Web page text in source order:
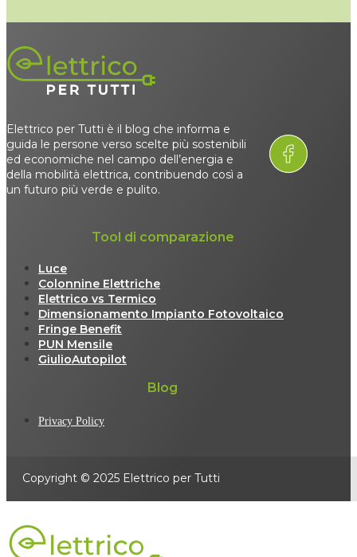
Elettrico per Tutti è il blog che informa e
guida le persone verso scelte più sostenibili
ed economiche nel campo dell’energia e
della mobilità elettrica, contribuendo così a
un futuro più verde e pulito.
Tool di comparazione
Luce
Colonnine Elettriche
Elettrico vs Termico
Dimensionamento Impianto Fotovoltaico
Fringe Benefit
PUN Mensile
GiulioAutopilot
Blog
Privacy Policy
Copyright © 2025 Elettrico per Tutti